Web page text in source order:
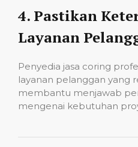
4. Pastikan
Layanan
Penyedia jasa coring
layanan pelanggan yang
membantu menjawab
mengenai kebutuhan